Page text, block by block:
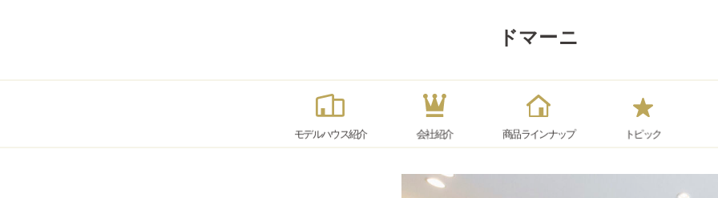
モデルハウス紹介 会社紹介 商品ラインナップ トピック
ドマーニ